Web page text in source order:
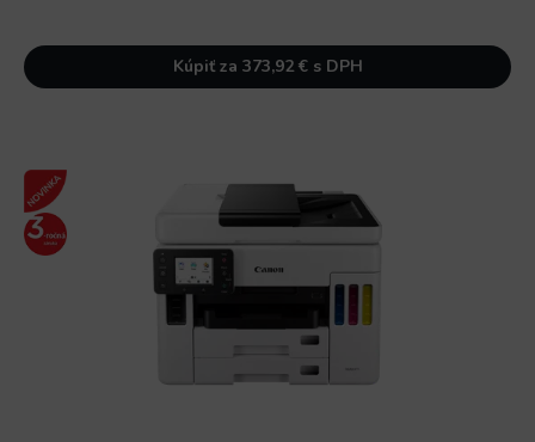
Kúpiť za 373,92 € s DPH